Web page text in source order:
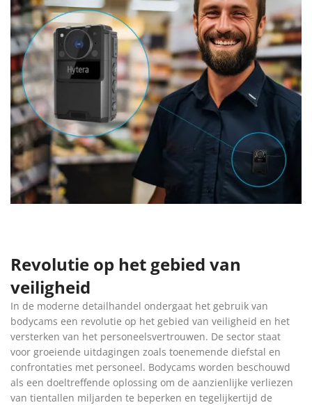
Revolutie op het gebied van
veiligheid
In de moderne detailhandel ondergaat het gebruik van
bodycams een revolutie op het gebied van veiligheid en het
versterken van het personeelsvertrouwen. De sector staat
voor groeiende uitdagingen zoals toenemende diefstal en
confrontaties met personeel. Bodycams worden beschouwd
als een doeltreffende oplossing om de aanzienlijke verliezen
van tientallen miljarden te beperken en tegelijkertijd de